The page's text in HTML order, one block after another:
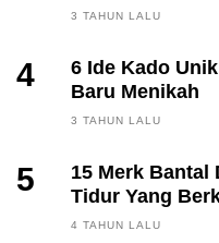
3 TAHUN LALU
4
6 Ide Kado
Baru Menikah
3 TAHUN LALU
5
15 Merk Bantal
Tidur Yang
4 TAHUN LALU